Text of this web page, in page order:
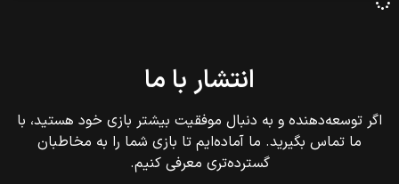
انتشار با ما
اگر توسعه‌دهنده و به دنبال موفقیت بیشتر بازی خود هستید، با
ما تماس بگیرید. ما آماده‌ایم تا بازی شما را به مخاطبان
گسترده‌تری معرفی کنیم.